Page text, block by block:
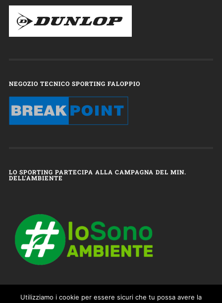
NEGOZIO TECNICO SPORTING FALOPPIO
LO SPORTING PARTECIPA ALLA CAMPAGNA DEL MIN.
DELL’AMBIENTE
Utilizziamo i cookie per essere sicuri che tu possa avere la